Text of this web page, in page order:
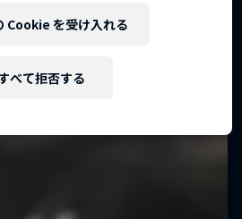
ズン · エピソード17
べて拒否する
Cookie を受け入れる